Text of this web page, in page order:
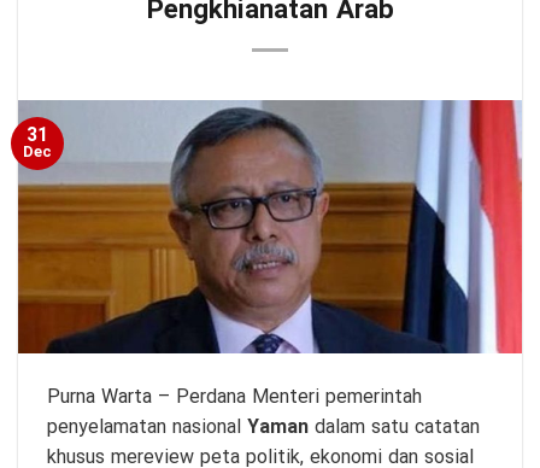
Pengkhianatan Arab
31
Dec
Purna Warta – Perdana Menteri pemerintah
penyelamatan nasional Yaman dalam satu catatan
khusus mereview peta politik, ekonomi dan sosial